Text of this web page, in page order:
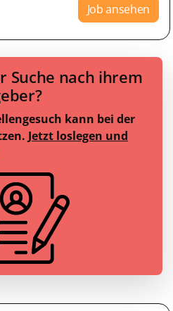
Job ansehen
Suche nach ihrem
kann bei der
Jetzt loslegen und